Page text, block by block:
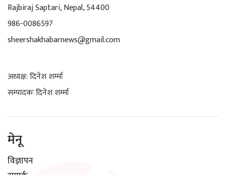
Rajbiraj Saptari, Nepal, 54400
986-0086597
sheershakhabarnews@gmail.com
अध्यक्ष: दिनेश शर्म्मा
सम्पादकः दिनेश शर्म्मा
मेनू
विज्ञापन